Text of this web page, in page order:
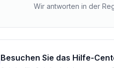
Wir antworten in der
Besuchen Sie das Hilfe-